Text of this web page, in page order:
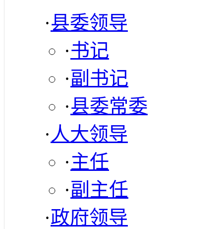
·县委领导
·书记
·副书记
·县委常委
· 人大领导
·主任
·副主任
·政府领导